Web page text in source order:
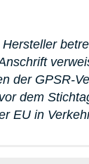
der GPSR-
dem
EU in